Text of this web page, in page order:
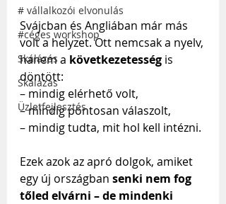
# vállalkozói elvonulás
#céges workshop
Skálázás
Skálázás
Üzletfejlesztés
Svájcban és Angliában már más
volt a helyzet. Ott nemcsak a nyelv,
hanem a következetesség is
döntött:
– mindig elérhető volt,
– mindig pontosan válaszolt,
– mindig tudta, mit hol kell intézni.
Ezek azok az apró dolgok, amiket
egy új országban senki nem fog
tőled elvárni – de mindenki